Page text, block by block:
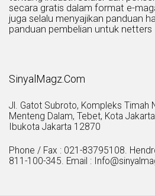
secara gratis dalam format e-
juga selalu menyajikan panduan
panduan pembelian untuk netters
SinyalMagz.Com
Jl. Gatot Subroto, Kompleks Timah
Menteng Dalam, Tebet, Kota
Ibukota Jakarta 12870
Phone / Fax : 021-83795108.
811-100-345. Email :